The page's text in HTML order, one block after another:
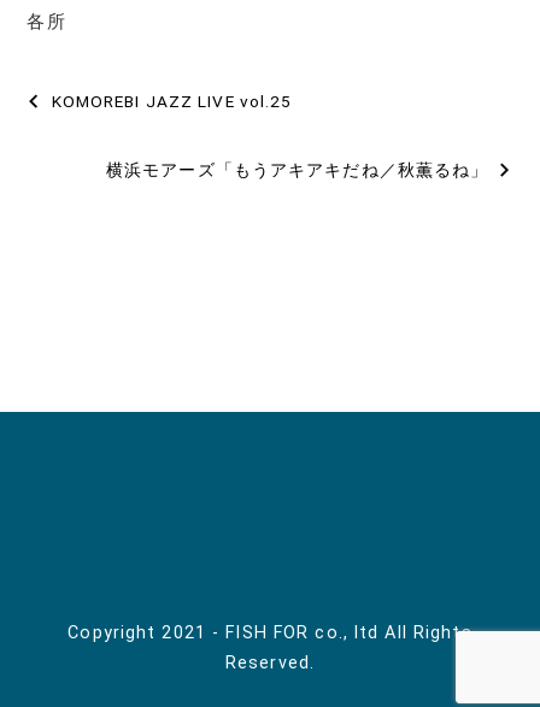
各所
投
KOMOREBI JAZZ LIVE vol.25
横浜モアーズ「もうアキアキだね／秋薫るね」
Copyright 2021 - FISH FOR co., ltd All Rights
Reserved.